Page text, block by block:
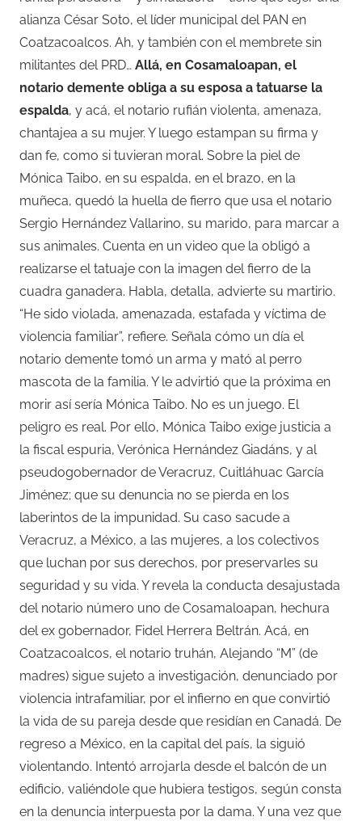
alianza César Soto, el líder municipal del PAN en
Coatzacoalcos. Ah, y también con el membrete sin
militantes del PRD… Allá, en Cosamaloapan, el
notario demente obliga a su esposa a tatuarse la
espalda, y acá, el notario rufián violenta, amenaza,
chantajea a su mujer. Y luego estampan su firma y
dan fe, como si tuvieran moral. Sobre la piel de
Mónica Taibo, en su espalda, en el brazo, en la
muñeca, quedó la huella de fierro que usa el notario
Sergio Hernández Vallarino, su marido, para marcar a
sus animales. Cuenta en un video que la obligó a
realizarse el tatuaje con la imagen del fierro de la
cuadra ganadera. Habla, detalla, advierte su martirio.
“He sido violada, amenazada, estafada y víctima de
violencia familiar”, refiere. Señala cómo un día el
notario demente tomó un arma y mató al perro
mascota de la familia. Y le advirtió que la próxima en
morir así sería Mónica Taibo. No es un juego. El
peligro es real. Por ello, Mónica Taibo exige justicia a
la fiscal espuria, Verónica Hernández Giadáns, y al
pseudogobernador de Veracruz, Cuitláhuac García
Jiménez; que su denuncia no se pierda en los
laberintos de la impunidad. Su caso sacude a
Veracruz, a México, a las mujeres, a los colectivos
que luchan por sus derechos, por preservarles su
seguridad y su vida. Y revela la conducta desajustada
del notario número uno de Cosamaloapan, hechura
del ex gobernador, Fidel Herrera Beltrán. Acá, en
Coatzacoalcos, el notario truhán, Alejando “M” (de
madres) sigue sujeto a investigación, denunciado por
violencia intrafamiliar, por el infierno en que convirtió
la vida de su pareja desde que residían en Canadá. De
regreso a México, en la capital del país, la siguió
violentando. Intentó arrojarla desde el balcón de un
edificio, valiéndole que hubiera testigos, según consta
en la denuncia interpuesta por la dama. Y una vez que